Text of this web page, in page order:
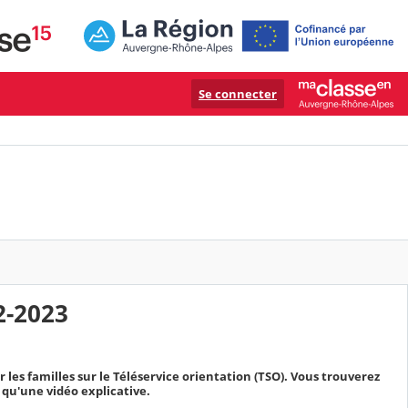
Se connecter
2023
les familles sur le Téléservice orientation (TSO). Vous trouverez
vidéo explicative.